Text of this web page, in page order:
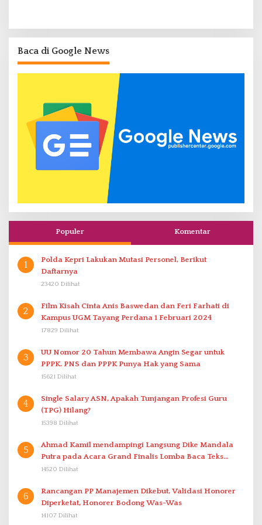
Baca di Google News
Populer Komentar
1
Polda Kepri Lakukan Mutasi Personel, Berikut
Daftarnya
23420 Dilihat
2
Film Kisah Cinta Anis Baswedan dan Feri Farhati di
Kampus UGM Tayang Perdana 1 Februari 2024
17829 Dilihat
3
UU Nomor 20 Tahun Membawa Angin Segar untuk
PPPK. PNS dan PPPK Punya Hak yang Sama
15621 Dilihat
4
Single Salary ASN, Apakah Tunjangan Profesi Guru
(TPG) Hilang?
15398 Dilihat
5
Ahmad Kamil mendampingi Langsung Dike Mandala
Putra pada Acara Grand Finalis Lomba Baca Teks
Proklamasi Mirip Bung Karno di Bali
14520 Dilihat
6
Rancangan PP Manajemen Dikebut, Validasi Honorer
Diperketat, Honorer Bodong Was-Was
14107 Dilihat